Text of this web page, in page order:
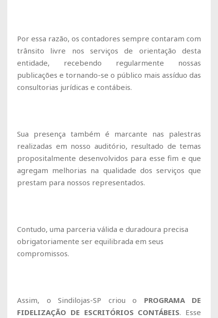
Por essa razão, os contadores sempre contaram com
trânsito livre nos serviços de orientação desta
entidade, recebendo regularmente nossas
publicações e tornando-se o público mais assíduo das
consultorias jurídicas e contábeis.
Sua presença também é marcante nas palestras
realizadas em nosso auditório, resultado de temas
propositalmente desenvolvidos para esse fim e que
agregam melhorias na qualidade dos serviços que
prestam para nossos representados.
Contudo, uma parceria válida e duradoura precisa
obrigatoriamente ser equilibrada em seus
compromissos.
Assim, o Sindilojas-SP criou o PROGRAMA DE
FIDELIZAÇÃO DE ESCRITÓRIOS CONTÁBEIS. Esse